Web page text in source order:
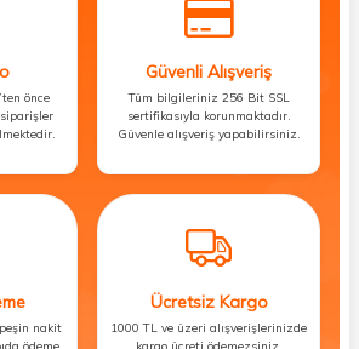
önce
Güvenli Alışveriş
Tüm bilgileriniz 256 Bit SSL
sertifikasıyla korunmaktadır.
Güvenle alışveriş yapabilirsiniz.
nakit
Ücretsiz Kargo
1000 TL ve üzeri alışverişlerinizde